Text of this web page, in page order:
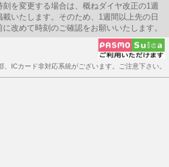
を変更する場合は、概ねダイヤ改正の1週
いたします。そのため、1週間以上先の日
改めて時刻のご確認をお願いいたします。
、ICカード非対応系統がございます。ご注意下さい。